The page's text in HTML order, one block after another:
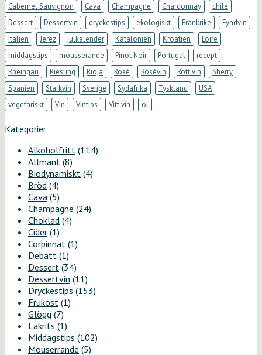
Cabernet Sauvignon
Cava Champagne Chardonnay
chile
Dessert
Dessertvin dryckestips ekologiskt Frankrike
Fyndvin
Italien
Jerez julkalender Katalonien Kroatien
Loire
middagstips
mousserande Pinot Noir Portugal
recept
Rheingau
Riesling Rioja Rosé Rosévin Rött vin
Sherry
Spanien
Starkvin Sverige Sydafrika Tyskland
USA
vegetariskt
Vin Vintips Vitt vin öl
Kategorier
Alkoholfritt (114)
Allmänt (8)
Biodynamiskt (4)
Bröd (4)
Cava (5)
Champagne (24)
Choklad (4)
Cider (1)
Corpinnat (1)
Debatt (1)
Dessert (34)
Dessertvin (11)
Dryckestips (153)
Frukost (1)
Glögg (7)
Lakrits (1)
Middagstips (102)
Mouserrande (5)